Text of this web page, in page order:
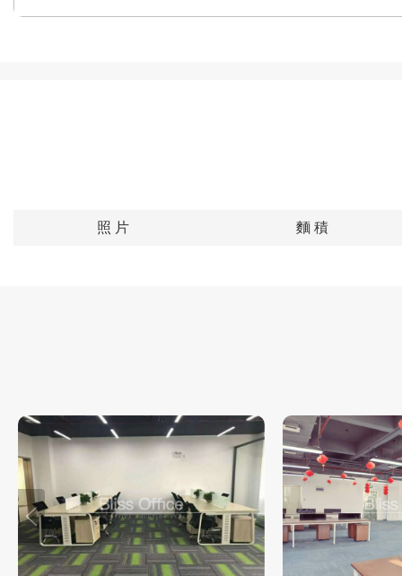
照 片 麵 積